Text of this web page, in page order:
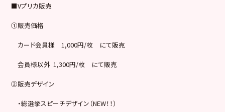
■Vプリカ販売
①販売価格
カード会員様 1,000円/枚 にて販売
会員様以外 1,300円/枚 にて販売
②販売デザイン
・総選挙スピーチデザイン（NEW！！）